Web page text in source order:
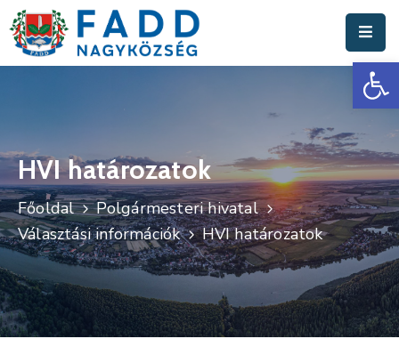
Hivatal
Fadd
Nagyközség
Turisztika
Választási
Információk
HVI határozatok
Főoldal
Polgármesteri hivatal
Választási információk
HVI határozatok